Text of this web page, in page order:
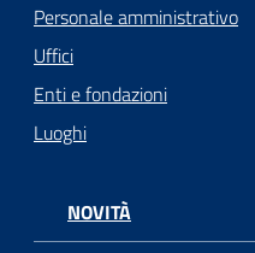
Personale amministrativo
Uffici
Enti e fondazioni
Luoghi
NOVITÀ